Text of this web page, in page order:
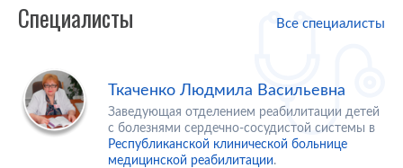
Специалисты Все специалисты
Ткаченко Людмила Васильевна
Заведующая отделением реабилитации детей
с болезнями сердечно-сосудистой системы в
Республиканской клинической больнице
медицинской реабилитации.